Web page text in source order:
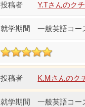
Y.Tさんのク
一般英語コー
K.Mさんのク
一般英語コー